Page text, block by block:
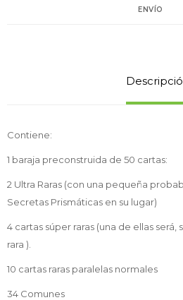
ENVÍO
Contiene:
1 baraja preconstruida de 50 cartas:
2 Ultra Raras (con una pequeña
Secretas Prismáticas en su lugar)
4 cartas súper raras (una de ellas
rara ).
10 cartas raras paralelas normales
34 Comunes